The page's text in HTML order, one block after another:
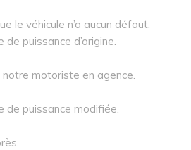
le véhicule n’a aucun défaut.
puissance d’origine.
motoriste en agence.
de puissance modifiée.